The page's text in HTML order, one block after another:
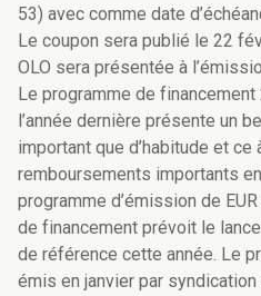
53) avec comme date
Le coupon sera publié le 22
OLO sera présentée à
Le programme de
l’année dernière présente un
important que d’habitude et ce
remboursements importants
programme d’émission de
de financement prévoit le
de référence cette année. Le
émis en janvier par